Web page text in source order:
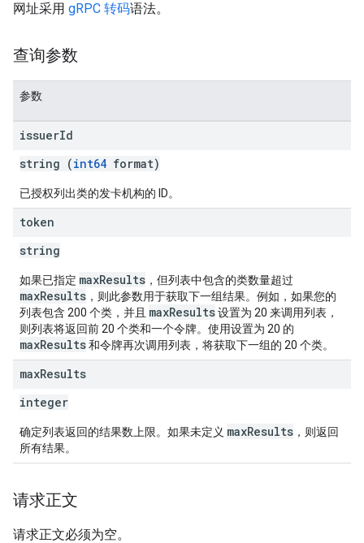
网址采用 gRPC 转码语法。
查询参数
参数
issuerId
string (int64 format)
已授权列出类的发卡机构的 ID。
token
string
如果已指定 maxResults ，但列表中包含的类数量超过
maxResults ，则此参数用于获取下一组结果。例如，如果您的
列表包含 200 个类，并且 maxResults设置为 20 来调用列表，
则列表将返回前 20 个类和一个令牌。使用设置为 20 的
maxResults和令牌再次调用列表，将获取下一组的 20 个类。
maxResults
integer
确定列表返回的结果数上限。如果未定义 maxResults ，则返回
所有结果。
请求正文
请求正文必须为空。